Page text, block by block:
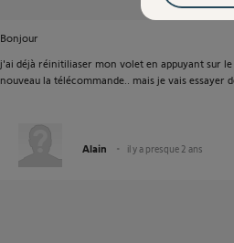
Bonjour
j'ai déjà réinitiliaser mon volet en appuyant sur
nouveau la télécommande.. mais je vais essayer
Alain il y a presque 2 ans